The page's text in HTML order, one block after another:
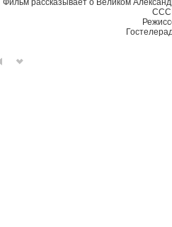
Фильм рассказывает о Великом